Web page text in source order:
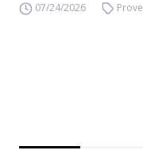
07/24/2026 Prove